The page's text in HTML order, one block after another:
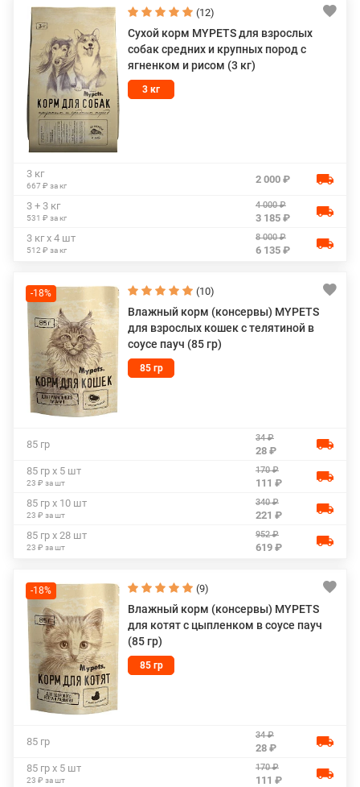
(12)
Сухой корм MYPETS для взрослых
собак средних и крупных пород с
ягненком и рисом (3 кг)
3 кг
3 кг
667 ₽ за кг
2 000 ₽
3 + 3 кг
531 ₽ за кг
4 000 ₽
3 185 ₽
3 кг х 4 шт
512 ₽ за кг
8 000 ₽
6 135 ₽
-18% (10)
Влажный корм (консервы) MYPETS
для взрослых кошек с телятиной в
соусе пауч (85 гр)
85 гр
85 гр
34 ₽
28 ₽
85 гр х 5 шт
23 ₽ за шт
170 ₽
111 ₽
85 гр х 10 шт
23 ₽ за шт
340 ₽
221 ₽
85 гр х 28 шт
23 ₽ за шт
952 ₽
619 ₽
-18% (9)
Влажный корм (консервы) MYPETS
для котят с цыпленком в соусе пауч
(85 гр)
85 гр
85 гр
34 ₽
28 ₽
85 гр х 5 шт
23 ₽ за шт
170 ₽
111 ₽